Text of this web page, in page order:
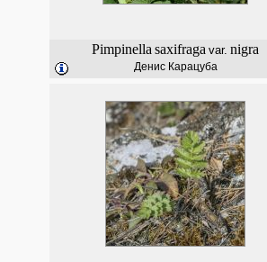
Pimpinella saxifraga var. nigra
Денис Карацуба